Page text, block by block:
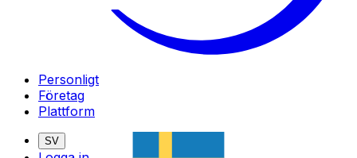
Personligt
Företag
Plattform
SV